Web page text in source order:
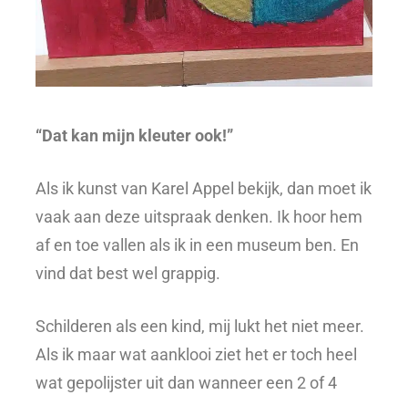
“Dat kan mijn kleuter ook!”
Als ik kunst van Karel Appel bekijk, dan moet ik
vaak aan deze uitspraak denken. Ik hoor hem
af en toe vallen als ik in een museum ben. En
vind dat best wel grappig.
Schilderen als een kind, mij lukt het niet meer.
Als ik maar wat aanklooi ziet het er toch heel
wat gepolijster uit dan wanneer een 2 of 4